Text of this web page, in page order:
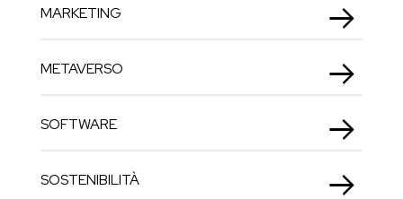
MARKETING
METAVERSO
SOFTWARE
SOSTENIBILITÀ